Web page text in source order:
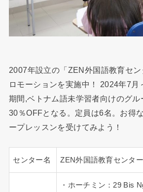
2007年設立の「ZEN外国語教育セ
ロモーションを実施中！ 2024年7
期間,ベトナム語未学習者向けのグル
30％OFFとなる。定員は6名。お得
ープレッスンを受けてみよう！
センター名 ZEN外国語教育センター
・ホーチミン：29 Bis